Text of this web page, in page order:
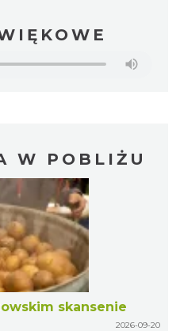
W POBLIŻU
skansenie
2026-09-20